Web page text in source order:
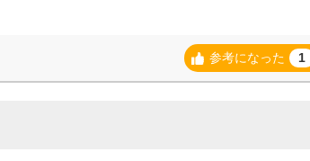
参考になった 1